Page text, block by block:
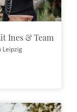
Ines & Team
Leipzig